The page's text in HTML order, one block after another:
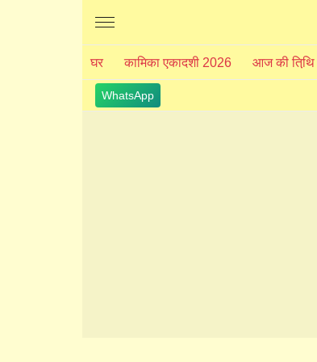
The Divine India
घर कामिका एकादशी 2026 आज की तिथि़
WhatsApp